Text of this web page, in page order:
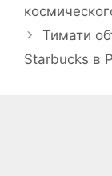
Тимати
Starbucks в